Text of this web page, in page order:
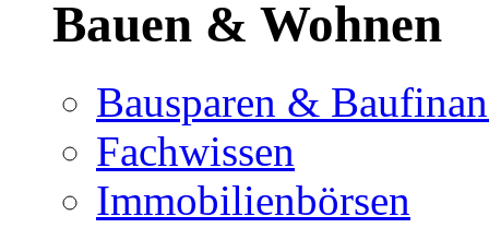
Bauen & Wohnen
Bausparen &
Fachwissen
Immobilienbörsen